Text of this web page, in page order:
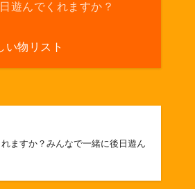
遊んでくれますか？
い物リスト
ますか？みんなで一緒に後日遊ん